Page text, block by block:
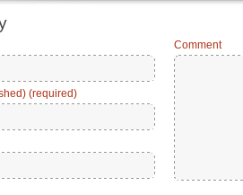
(required)
Comment